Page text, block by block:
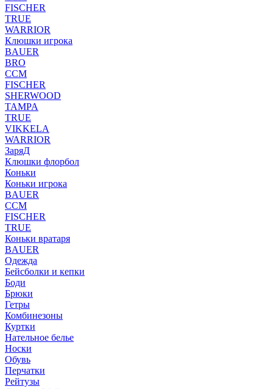
FISCHER
TRUE
WARRIOR
Клюшки игрока
BAUER
BRO
CCM
FISCHER
SHERWOOD
TAMPA
TRUE
VIKKELA
WARRIOR
ЗаряД
Клюшки флорбол
Коньки
Коньки игрока
BAUER
CCM
FISCHER
TRUE
Коньки вратаря
BAUER
Одежда
Бейсболки и кепки
Боди
Брюки
Гетры
Комбинезоны
Куртки
Нательное белье
Носки
Обувь
Перчатки
Рейтузы